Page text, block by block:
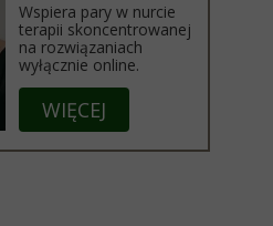
WIĘCEJ
Wspiera pary w nurcie
terapii skoncentrowanej
na rozwiązaniach
wyłącznie online.